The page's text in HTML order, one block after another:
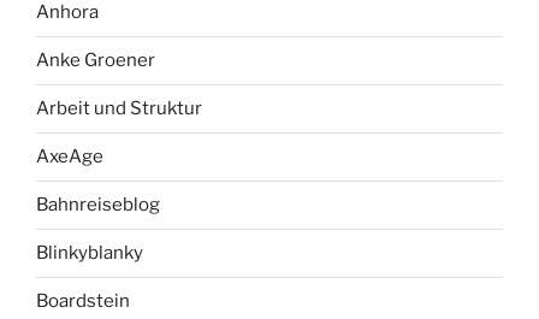
Anhora
Anke Groener
Arbeit und Struktur
AxeAge
Bahnreiseblog
Blinkyblanky
Boardstein